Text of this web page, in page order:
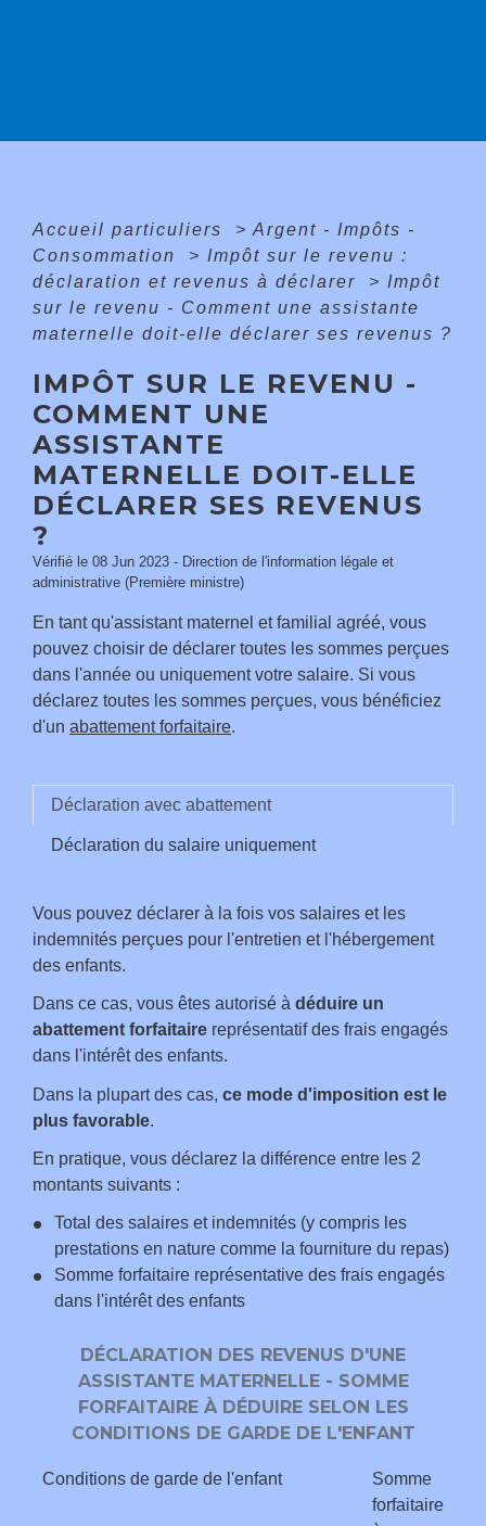
Accueil particuliers > Argent - Impôts -
Consommation
> Impôt sur le revenu :
déclaration et revenus à déclarer
> Impôt
sur le revenu - Comment une assistante
maternelle doit-elle déclarer ses revenus ?
IMPÔT SUR LE REVENU -
COMMENT UNE
ASSISTANTE
MATERNELLE DOIT-ELLE
DÉCLARER SES REVENUS
?
Vérifié le 08 Jun 2023 - Direction de l'information légale et
administrative (Première ministre)
En tant qu'assistant maternel et familial agréé, vous
pouvez choisir de déclarer toutes les sommes perçues
dans l'année ou uniquement votre salaire. Si vous
déclarez toutes les sommes perçues, vous bénéficiez
d'un abattement forfaitaire.
Déclaration avec abattement
Déclaration du salaire uniquement
Vous pouvez déclarer à la fois vos salaires et les
indemnités perçues pour l'entretien et l'hébergement
des enfants.
Dans ce cas, vous êtes autorisé à déduire un
abattement forfaitaire représentatif des frais engagés
dans l'intérêt des enfants.
Dans la plupart des cas, ce mode d'imposition est le
plus favorable.
En pratique, vous déclarez la différence entre les 2
montants suivants :
Total des salaires et indemnités (y compris les
prestations en nature comme la fourniture du repas)
Somme forfaitaire représentative des frais engagés
dans l'intérêt des enfants
DÉCLARATION DES REVENUS D'UNE
ASSISTANTE MATERNELLE - SOMME
FORFAITAIRE À DÉDUIRE SELON LES
CONDITIONS DE GARDE DE L'ENFANT
Conditions de garde de l'enfant
Somme
forfaitaire